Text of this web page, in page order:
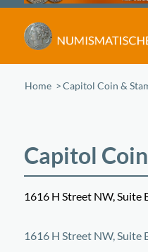
Home /Capitol Coin &
Capitol
1616 H Street NW, Suite
+
1616 H Street NW, Suite